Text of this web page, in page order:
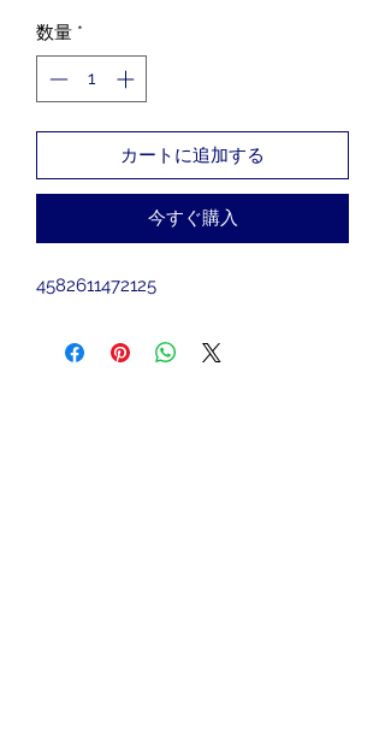
数量 *
カートに追加する
今すぐ購入
4582611472125